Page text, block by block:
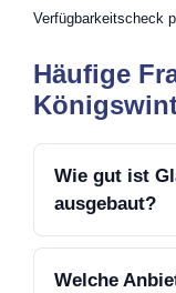
Verfügbarkeitscheck
Häufige
Wie gut ist
ausgebaut?
Welche